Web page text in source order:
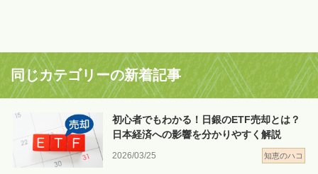
同じカテゴリーの新着記事
2026/03/25 知恵のハコ
初心者でもわかる！日銀のETF売却とは？
日本経済への影響を分かりやすく解説